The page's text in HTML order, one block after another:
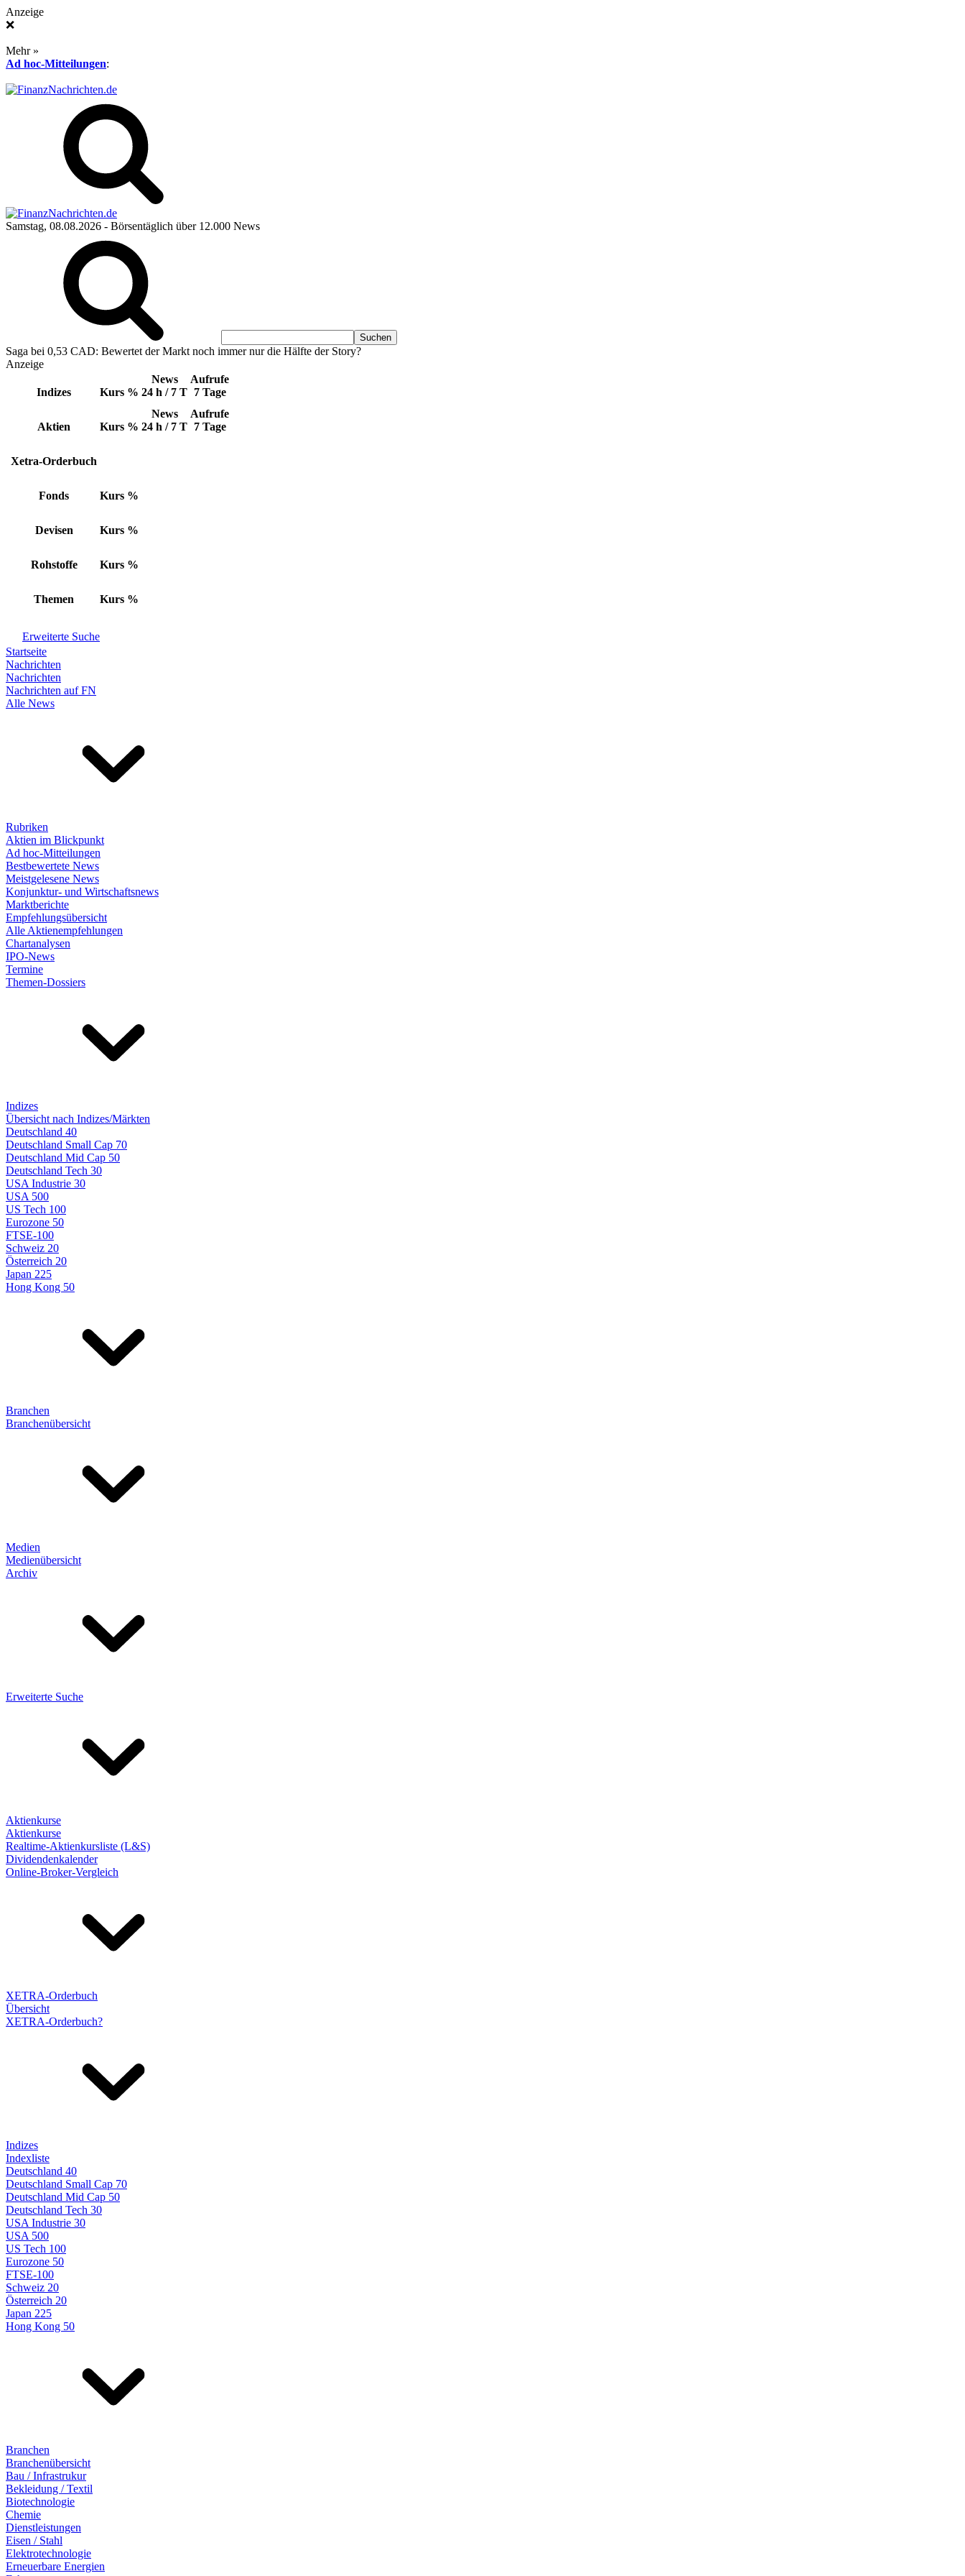
Anzeige
❌
Mehr »
Ad hoc-Mitteilungen:
Samstag, 08.08.2026 - Börsentäglich über 12.000 News
Saga bei 0,53 CAD: Bewertet der Markt noch immer nur die Hälfte der Story?
Anzeige
Indizes Kurs %
News
24 h / 7 T
Aufrufe
7 Tage
Aktien Kurs %
News
24 h / 7 T
Aufrufe
7 Tage
Xetra-Orderbuch
Fonds Kurs %
Devisen Kurs %
Rohstoffe Kurs %
Themen Kurs %
Erweiterte Suche
Startseite
Nachrichten
Nachrichten
Nachrichten auf FN
Alle News
Rubriken
Aktien im Blickpunkt
Ad hoc-Mitteilungen
Bestbewertete News
Meistgelesene News
Konjunktur- und Wirtschaftsnews
Marktberichte
Empfehlungsübersicht
Alle Aktienempfehlungen
Chartanalysen
IPO-News
Termine
Themen-Dossiers
Indizes
Übersicht nach Indizes/Märkten
Deutschland 40
Deutschland Small Cap 70
Deutschland Mid Cap 50
Deutschland Tech 30
USA Industrie 30
USA 500
US Tech 100
Eurozone 50
FTSE-100
Schweiz 20
Österreich 20
Japan 225
Hong Kong 50
Branchen
Branchenübersicht
Medien
Medienübersicht
Archiv
Erweiterte Suche
Aktienkurse
Aktienkurse
Realtime-Aktienkursliste (L&S)
Dividendenkalender
Online-Broker-Vergleich
XETRA-Orderbuch
Übersicht
XETRA-Orderbuch?
Indizes
Indexliste
Deutschland 40
Deutschland Small Cap 70
Deutschland Mid Cap 50
Deutschland Tech 30
USA Industrie 30
USA 500
US Tech 100
Eurozone 50
FTSE-100
Schweiz 20
Österreich 20
Japan 225
Hong Kong 50
Branchen
Branchenübersicht
Bau / Infrastrukur
Bekleidung / Textil
Biotechnologie
Chemie
Dienstleistungen
Eisen / Stahl
Elektrotechnologie
Erneuerbare Energien